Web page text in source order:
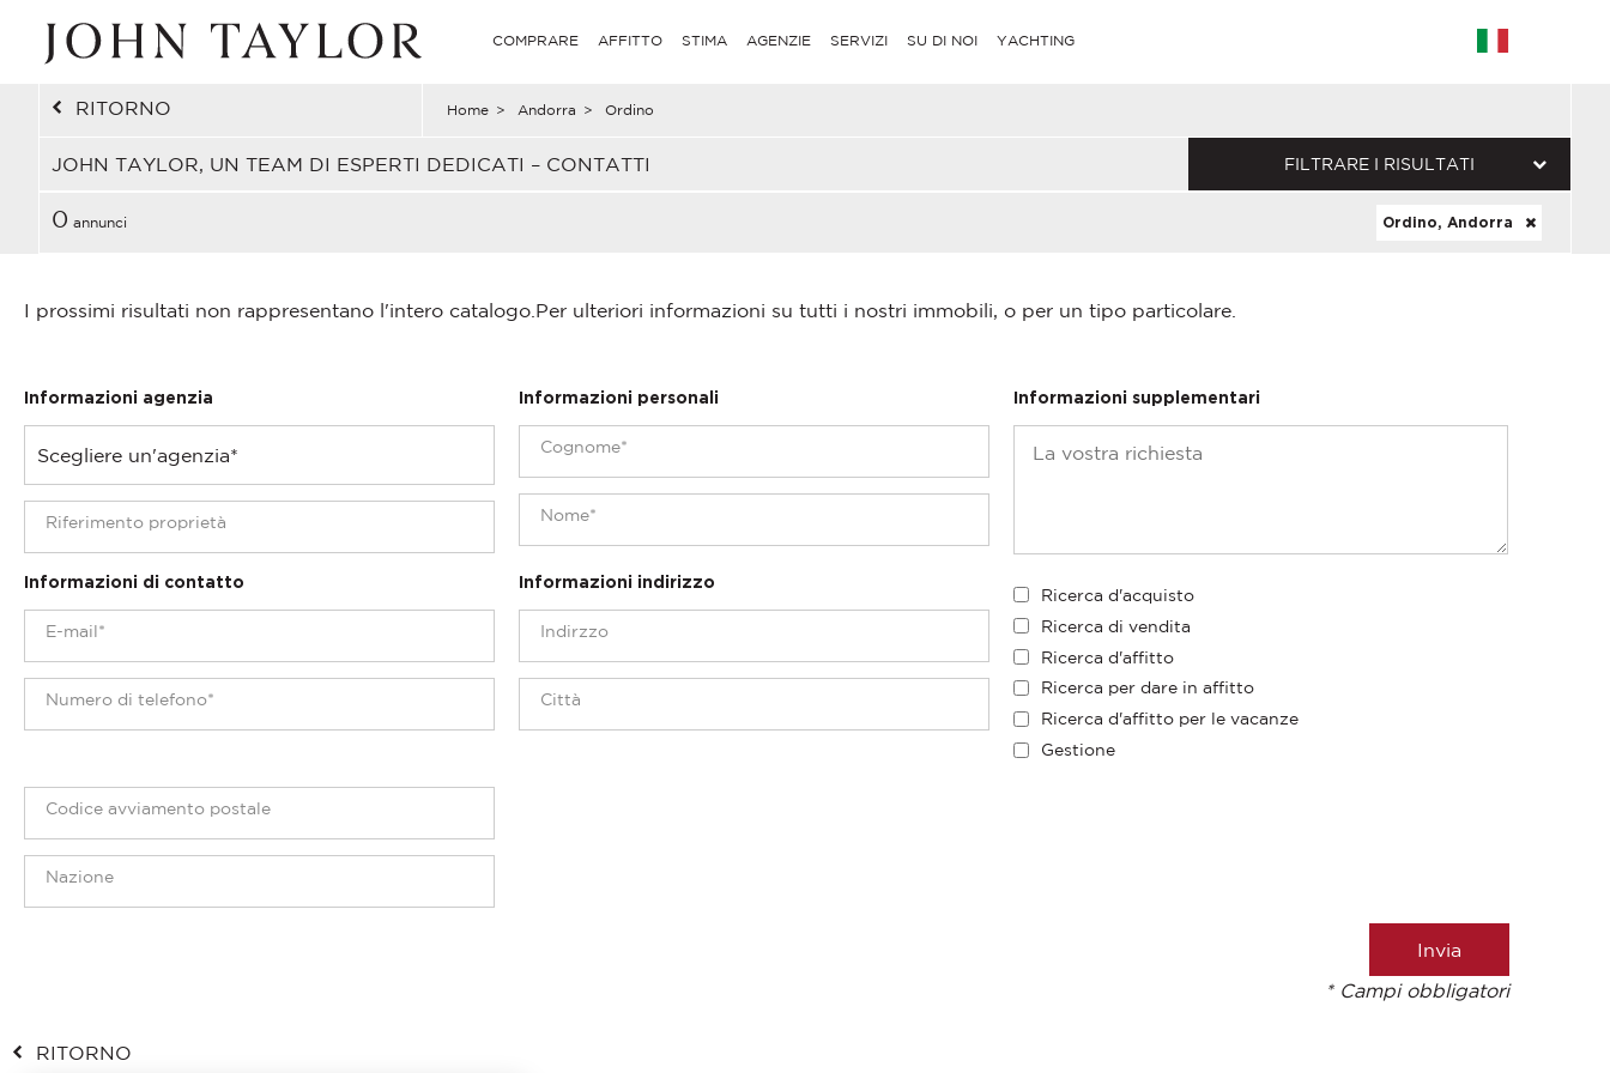
COMPRARE AFFITTO STIMA AGENZIE SERVIZI SU DI NOI YACHTING
RITORNO Home > Andorra > Ordino
JOHN TAYLOR, UN TEAM DI ESPERTI DEDICATI – CONTATTI FILTRARE I RISULTATI
0 annunci Ordino, Andorra
I prossimi risultati non rappresentano l'intero catalogo. Per ulteriori informazioni su tutti i nostri immobili, o per un tipo particolare.
Informazioni agenzia Informazioni personali
Informazioni di contatto Informazioni indirizzo
Informazioni supplementari
Ricerca d'acquisto
Ricerca di vendita
Ricerca d'affitto
Ricerca per dare in affitto
Ricerca d'affitto per le vacanze
Gestione
* Campi obbligatori
RITORNO